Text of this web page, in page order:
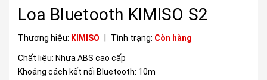
Loa Bluetooth KIMISO S2
Thương hiệu: KIMISO Tình trạng: Còn hàng
Chất liệu: Nhựa ABS cao cấp
Khoảng cách kết nối Bluetooth: 10m